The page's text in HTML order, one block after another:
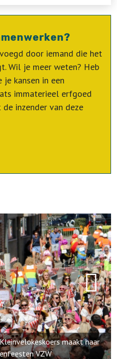
door iemand die het
Wil je meer weten? Heb
je kansen in een
immaterieel erfgoed
inzender van deze
Het peloton staat klaar aan
Worstenfeesten VZW